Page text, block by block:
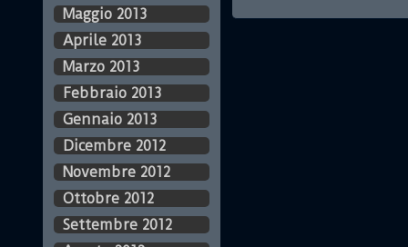
Maggio 2013
Aprile 2013
Marzo 2013
Febbraio 2013
Gennaio 2013
Dicembre 2012
Novembre 2012
Ottobre 2012
Settembre 2012